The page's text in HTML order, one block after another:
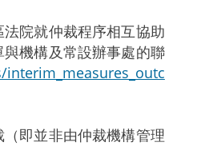
院就仲裁程序相互協助
機構及常設辦事處的聯
即並非由仲裁機構管理